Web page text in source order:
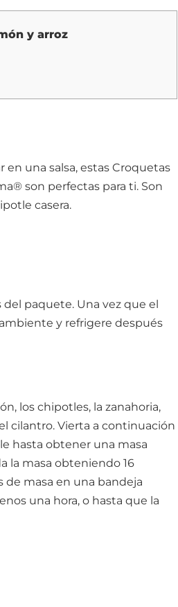
y arroz
en una salsa, estas Croquetas
son perfectas para ti. Son
casera.
paquete. Una vez que el
y refrigere después
los chipotles, la zanahoria,
cilantro. Vierta a continuación
hasta obtener una masa
la masa obteniendo 16
de masa en una bandeja
una hora, o hasta que la